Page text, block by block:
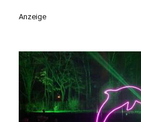
Anzeige